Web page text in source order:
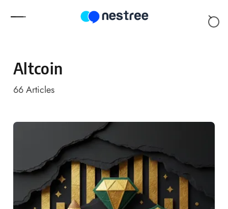
Altcoin
66Articles